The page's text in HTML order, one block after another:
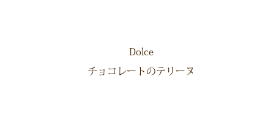
Dolce
チョコレートのテリーヌ